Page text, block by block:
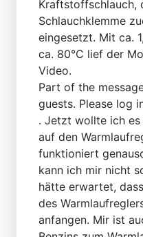
Kraftstoffschlauch,
Schlauchklemme
eingesetzt. Mit ca.
ca. 80°C lief der
Video.
Part of the
guests. Please log
. Jetzt wollte ich
auf den
funktioniert
kann ich mir nicht
hätte erwartet,
des
anfangen. Mir ist